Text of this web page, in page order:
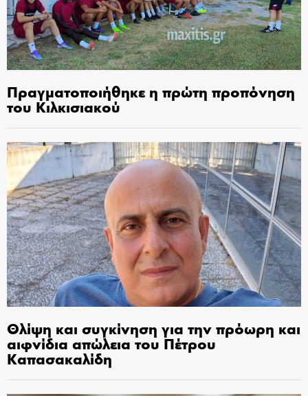
Πραγματοποιήθηκε η πρώτη προπόνηση
του Κιλκισιακού
Θλίψη και συγκίνηση για την πρόωρη και
αιφνίδια απώλεια του Πέτρου
Καπασακαλίδη